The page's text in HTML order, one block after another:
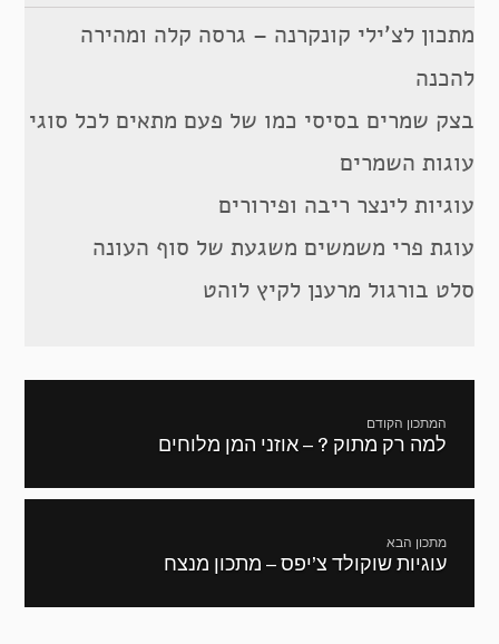
מתכון לצ’ילי קונקרנה – גרסה קלה ומהירה
להכנה
בצק שמרים בסיסי כמו של פעם מתאים לכל סוגי
עוגות השמרים
עוגיות לינצר ריבה ופירורים
עוגת פרי משמשים משגעת של סוף העונה
סלט בורגול מרענן לקיץ לוהט
המתכון הקודם
מתכון
למה רק מתוק ? – אוזני המן מלוחים
מתכון הבא
המתכון
עוגיות שוקולד צ’יפס – מתכון מנצח